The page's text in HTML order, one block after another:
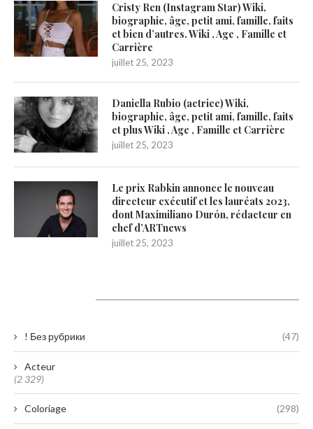
Cristy Ren (Instagram Star) Wiki,
biographie, âge, petit ami, famille, faits
et bien d’autres. Wiki , Age , Famille et
Carrière
juillet 25, 2023
Daniella Rubio (actrice) Wiki,
biographie, âge, petit ami, famille, faits
et plus Wiki , Age , Famille et Carrière
juillet 25, 2023
Le prix Rabkin annonce le nouveau
directeur exécutif et les lauréats 2023,
dont Maximiliano Durón, rédacteur en
chef d’ARTnews
juillet 25, 2023
! Без рубрики (47)
Acteur
(2 329)
Coloriage (298)